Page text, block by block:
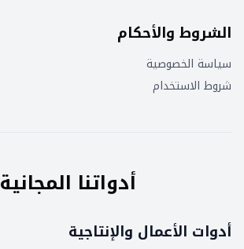
الشروط والأحكام
سياسة الخصوصية
شروط الاستخدام
أدواتنا المجانية
أدوات الأعمال والإنتاجية